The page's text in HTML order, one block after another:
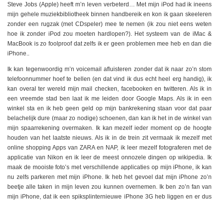
Steve Jobs (Apple) heeft m’n leven verbeterd… Met mijn iPod had ik ineens
mijn gehele muziekbibliotheek binnen handbereik en kon ik gaan skeeleren
zonder een rugzak (met CDspeler) mee te nemen (ik zou niet eens weten
hoe ik zonder iPod zou moeten hardlopen?). Het systeem van de iMac &
MacBook is zo foolproof dat zelfs ik er geen problemen mee heb en dan die
iPhone..
Ik kan tegenwoordig m’n voicemail afluisteren zonder dat ik naar zo’n stom
telefoonnummer hoef te bellen (en dat vind ik dus echt heel erg handig), ik
kan overal ter wereld mijn mail checken, facebooken en twitteren. Als ik in
een vreemde stad ben laat ik me leiden door Google Maps. Als ik in een
winkel sta en ik heb geen geld op mijn bankrekening staan voor dat paar
belachelijk dure (maar zo nodige) schoenen, dan kan ik het in de winkel van
mijn spaarrekening overmaken. Ik kan mezelf ieder moment op de hoogte
houden van het laatste nieuws. Als ik in de trein zit vermaak ik mezelf met
online shopping Apps van ZARA en NAP, ik leer mezelf fotograferen met de
applicatie van Nikon en ik leer de meest onnozele dingen op wikipedia. Ik
maak de mooiste foto’s met verschillende applicaties op mijn iPhone, ik kan
nu zelfs parkeren met mijn iPhone. Ik heb het gevoel dat mijn iPhone zo’n
beetje alle taken in mijn leven zou kunnen overnemen. Ik ben zo’n fan van
mijn iPhone, dat ik een spiksplinternieuwe iPhone 3G heb liggen en er dus